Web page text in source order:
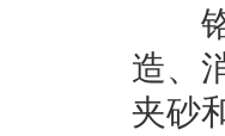
铬
造、
夹砂